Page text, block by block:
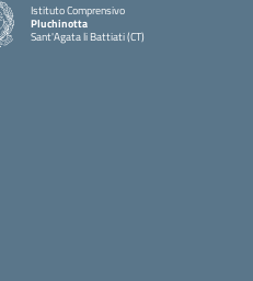
Istituto Comprensivo
Pluchinotta
Sant'Agata li Battiati (CT)
— Visita la pagina iniziale della scuola